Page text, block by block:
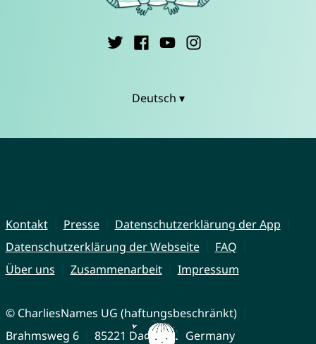
Deutsch ▾
Kontakt Presse
Datenschutzerklärung der App
Datenschutzerklärung der Webseite
FAQ
Über uns
Zusammenarbeit Impressum
© CharliesNames UG (haftungsbeschränkt)
Brahmsweg 6
85221 Dachau Germany